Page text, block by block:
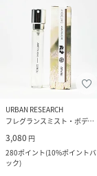
URBAN RESEARCH
フレグランスミスト・ボディミスト
3,080 円
280ポイント(10%ポイントバ
ック)